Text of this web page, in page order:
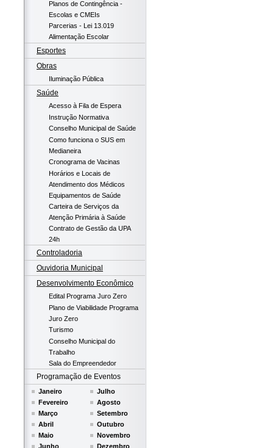
Planos de Contingência -
Escolas e CMEIs
Parcerias - Lei 13.019
Alimentação Escolar
Esportes
Obras
Iluminação Pública
Saúde
Acesso à Fila de Espera
Instrução Normativa
Conselho Municipal de Saúde
Como funciona o SUS em
Medianeira
Cronograma de Vacinas
Horários e Locais de
Atendimento dos Médicos
Equipamentos de Saúde
Carteira de Serviços da
Atenção Primária à Saúde
Contrato de Gestão da UPA
24h
Controladoria
Ouvidoria Municipal
Desenvolvimento Econômico
Edital Programa Juro Zero
Plano de Viabilidade Programa
Juro Zero
Turismo
Conselho Municipal do
Trabalho
Sala do Empreendedor
Programação de Eventos
Janeiro
Fevereiro
Março
Abril
Maio
Junho
Julho
Agosto
Setembro
Outubro
Novembro
Dezembro